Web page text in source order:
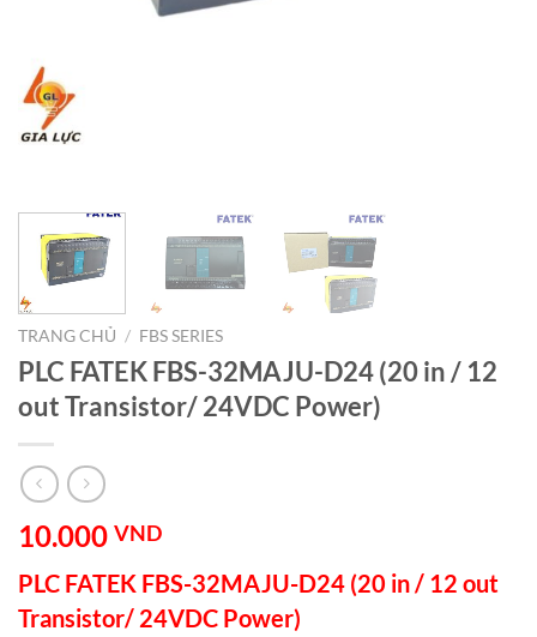
TRANG CHỦ / FBS SERIES
PLC FATEK FBS-32MAJU-D24 (20 in / 12
out Transistor/ 24VDC Power)
10.000 VND
PLC FATEK FBS-32MAJU-D24 (20 in / 12 out
Transistor/ 24VDC Power)